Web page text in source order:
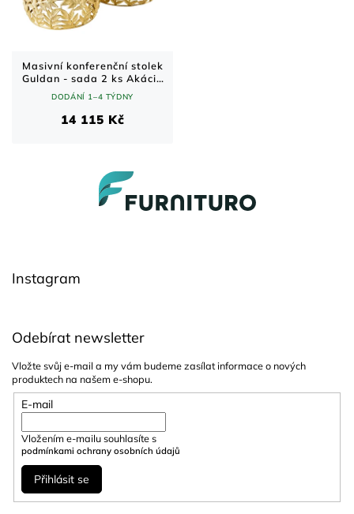
Masivní konferenční stolek
Guldan - sada 2 ks Akácie
70x70 cm
DODÁNÍ 1–4 TÝDNY
14 115 Kč
Instagram
Odebírat newsletter
Vložte svůj e-mail a my vám budeme zasílat informace o nových
produktech na našem e-shopu.
E-mail
Vložením e-mailu souhlasíte s
podmínkami ochrany osobních údajů
Přihlásit se